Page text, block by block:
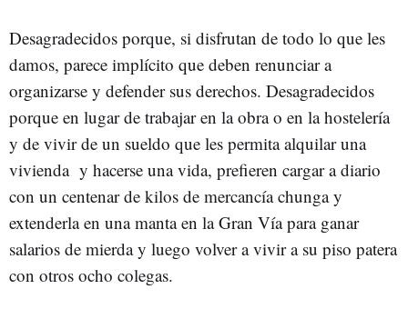
Desagradecidos porque, si disfrutan de todo lo que les
damos, parece implícito que deben renunciar a
organizarse y defender sus derechos. Desagradecidos
porque en lugar de trabajar en la obra o en la hostelería
y de vivir de un sueldo que les permita alquilar una
vivienda y hacerse una vida, prefieren cargar a diario
con un centenar de kilos de mercancía chunga y
extenderla en una manta en la Gran Vía para ganar
salarios de mierda y luego volver a vivir a su piso patera
con otros ocho colegas.